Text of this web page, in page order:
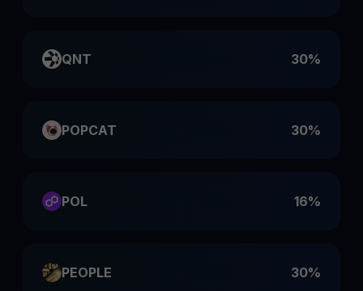
QNT 30%
POPCAT 30%
POL 16%
PEOPLE 30%